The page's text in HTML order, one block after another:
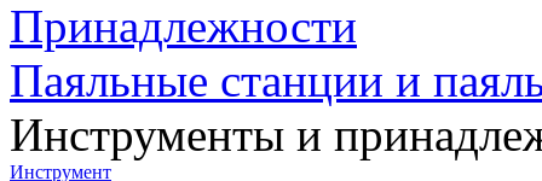
Принадлежности
Паяльные станции и
Инструменты и
Инструмент